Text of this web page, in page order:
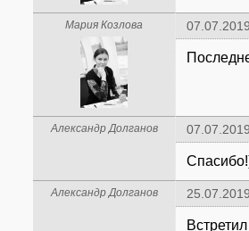
Мария Козлова
Александр Долганов
Александр Долганов